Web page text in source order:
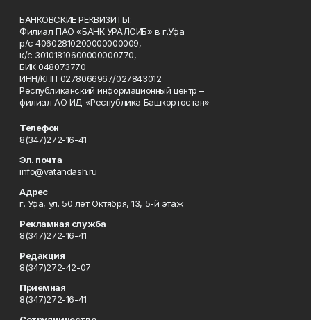
БАНКОВСКИЕ РЕКВИЗИТЫ:
Филиал ПАО «БАНК УРАЛСИБ» в г.Уфа
р/с 40602810200000000009,
к/с 30101810600000000770,
БИК 048073770
ИНН/КПП 0278066967/027843012
Республиканский информационный центр –
филиал АО ИД «Республика Башкортостан»
Телефон
8(347)272-16-41
Эл. почта
info@vatandash.ru
Адрес
г. Уфа, ул. 50 лет Октября, 13, 5-й этаж
Рекламная служба
8(347)272-16-41
Редакция
8(347)272-42-07
Приемная
8(347)272-16-41